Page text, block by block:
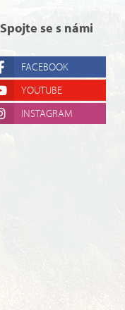
Spojte se s námi
FACEBOOK
YOUTUBE
INSTAGRAM